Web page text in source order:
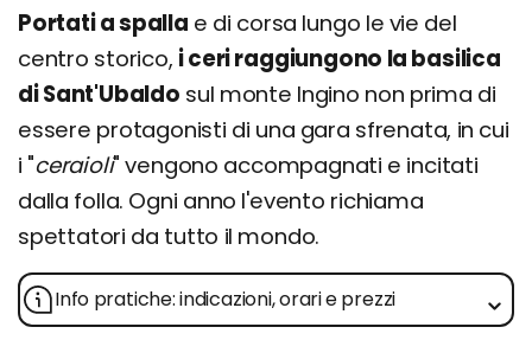
Portati a spalla e di corsa lungo le vie del
centro storico, i ceri raggiungono la basilica
di Sant'Ubaldo sul monte Ingino non prima di
essere protagonisti di una gara sfrenata, in cui
i "ceraioli" vengono accompagnati e incitati
dalla folla. Ogni anno l'evento richiama
spettatori da tutto il mondo.
Info pratiche: indicazioni, orari e prezzi